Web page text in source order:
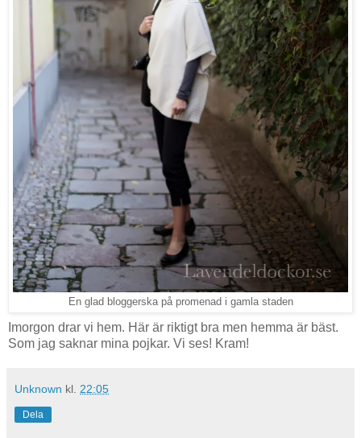
En glad bloggerska på promenad i gamla staden
Imorgon drar vi hem. Här är riktigt bra men hemma är bäst.
Som jag saknar mina pojkar. Vi ses! Kram!
Unknown kl. 22:05
Dela